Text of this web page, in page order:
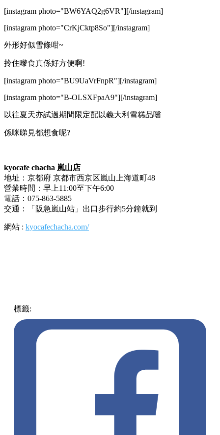
[instagram photo="BW6YAQ2g6VR"][/instagram]
[instagram photo="CrKjCktp8So"][/instagram]
外形好似雪條咁~
拎住嚟食真係好方便啊!
[instagram photo="BU9UaVrFnpR"][/instagram]
[instagram photo="B-OLSXFpaA9"][/instagram]
以往夏天亦試過期間限定配以義大利雪糕品嚐
係咪睇見都想食呢?
kyocafe chacha 嵐山店
地址：京都府 京都市西京区嵐山上海道町48
營業時間：早上11:00至下午6:00
電話：075-863-5885
交通：「阪急嵐山站」出口步行約5分鐘就到
網站 : kyocafechacha.com/
標籤: